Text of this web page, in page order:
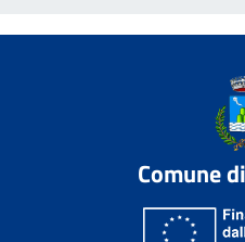
Comune